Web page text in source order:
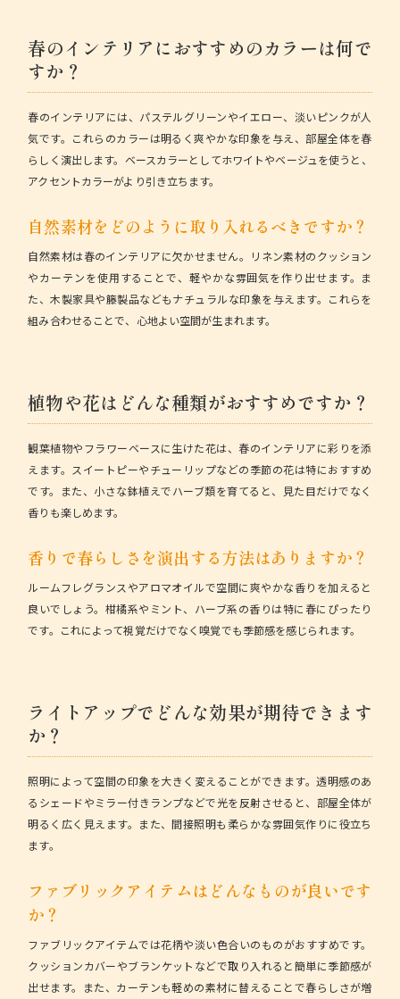
春のインテリアにおすすめのカラーは何で
すか？
春のインテリアには、パステルグリーンやイエロー、淡いピンクが人
気です。これらのカラーは明るく爽やかな印象を与え、部屋全体を春
らしく演出します。ベースカラーとしてホワイトやベージュを使うと、
アクセントカラーがより引き立ちます。
自然素材をどのように取り入れるべきですか？
自然素材は春のインテリアに欠かせません。リネン素材のクッション
やカーテンを使用することで、軽やかな雰囲気を作り出せます。ま
た、木製家具や籐製品などもナチュラルな印象を与えます。これらを
組み合わせることで、心地よい空間が生まれます。
植物や花はどんな種類がおすすめですか？
観葉植物やフラワーベースに生けた花は、春のインテリアに彩りを添
えます。スイートピーやチューリップなどの季節の花は特におすすめ
です。また、小さな鉢植えでハーブ類を育てると、見た目だけでなく
香りも楽しめます。
香りで春らしさを演出する方法はありますか？
ルームフレグランスやアロマオイルで空間に爽やかな香りを加えると
良いでしょう。柑橘系やミント、ハーブ系の香りは特に春にぴったり
です。これによって視覚だけでなく嗅覚でも季節感を感じられます。
ライトアップでどんな効果が期待できます
か？
照明によって空間の印象を大きく変えることができます。透明感のあ
るシェードやミラー付きランプなどで光を反射させると、部屋全体が
明るく広く見えます。また、間接照明も柔らかな雰囲気作りに役立ち
ます。
ファブリックアイテムはどんなものが良いです
か？
ファブリックアイテムでは花柄や淡い色合いのものがおすすめです。
クッションカバーやブランケットなどで取り入れると簡単に季節感が
出せます。また、カーテンも軽めの素材に替えることで春らしさが増